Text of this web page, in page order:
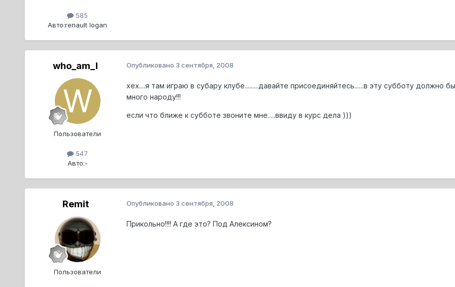
585
Авто:renault logan
who_am_I
Пользователи
547
Авто:-
Опубликовано 3 сентября, 2008
хех....я там играю в субару клубе.........давайте присоединяйтесь......в эту субботу должно
много народу!!!
если что ближе к субботе звоните мне.....ввиду в курс дела )))
Remit
Пользователи
Опубликовано 3 сентября, 2008
Прикольно!!!! А где это? Под Алексином?